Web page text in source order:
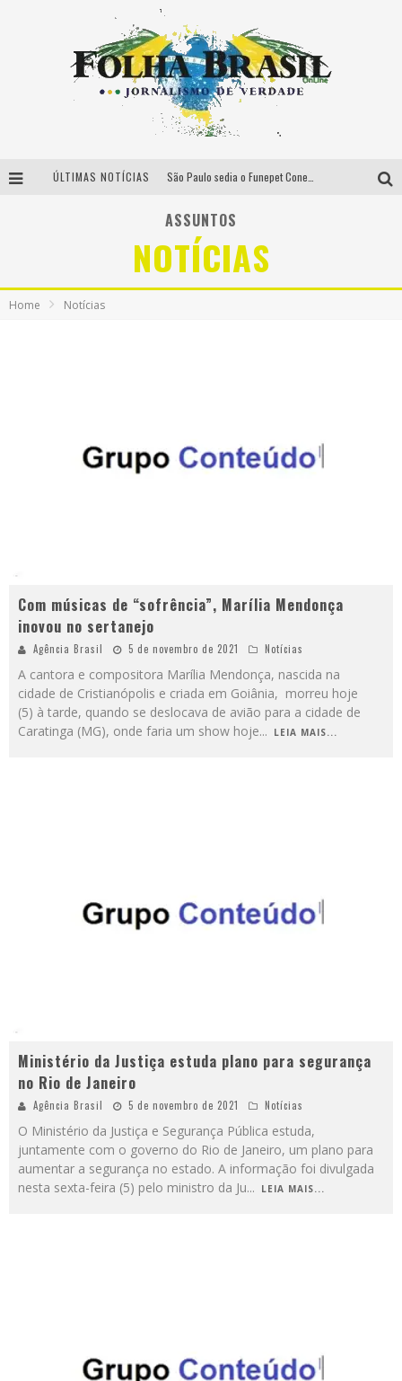
ÚLTIMAS NOTÍCIAS
Classics no Parque celebra 19 anos com encontro inédito entre DJ Zeu e Derek em BH
ASSUNTOS
NOTÍCIAS
Home Notícias
Com músicas de “sofrência”, Marília Mendonça
inovou no sertanejo
Agência Brasil 5 de novembro de 2021 Notícias
A cantora e compositora Marília Mendonça, nascida na
cidade de Cristianópolis e criada em Goiânia, morreu hoje
(5) à tarde, quando se deslocava de avião para a cidade de
Caratinga (MG), onde faria um show hoje... LEIA MAIS...
Ministério da Justiça estuda plano para segurança
no Rio de Janeiro
Agência Brasil 5 de novembro de 2021 Notícias
O Ministério da Justiça e Segurança Pública estuda,
juntamente com o governo do Rio de Janeiro, um plano para
aumentar a segurança no estado. A informação foi divulgada
nesta sexta-feira (5) pelo ministro da Ju... LEIA MAIS...